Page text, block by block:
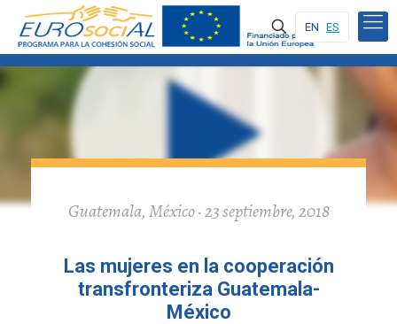
EN ES
Guatemala, México · 23 septiembre, 2018
Las mujeres en la cooperación
transfronteriza Guatemala-
México